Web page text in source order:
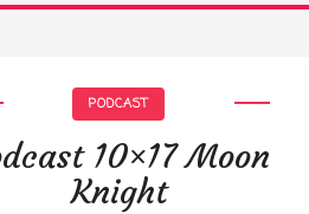
PODCAST
10×17 Moon
Knight